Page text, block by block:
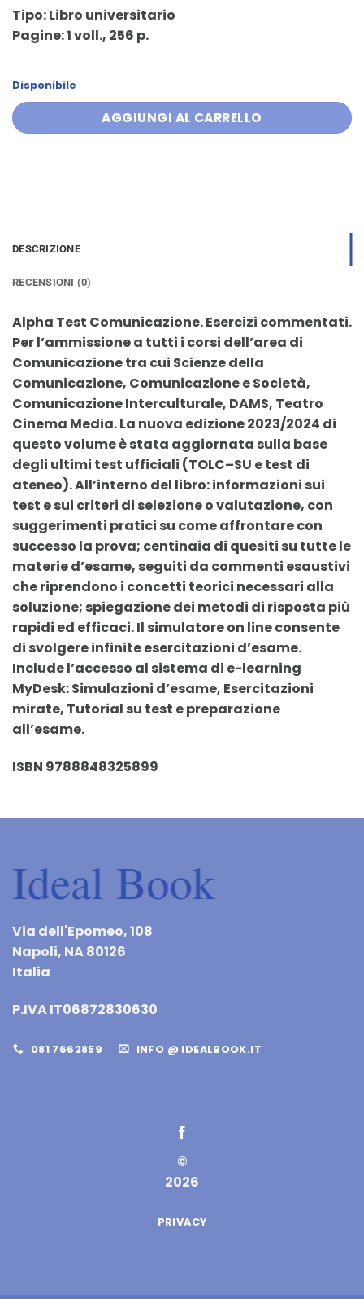
Tipo: Libro universitario
Pagine: 1 voll., 256 p.
Disponibile
AGGIUNGI AL CARRELLO
DESCRIZIONE
RECENSIONI (0)
Alpha Test Comunicazione. Esercizi commentati.
Per l’ammissione a tutti i corsi dell’area di
Comunicazione tra cui Scienze della
Comunicazione, Comunicazione e Società,
Comunicazione Interculturale, DAMS, Teatro
Cinema Media. La nuova edizione 2023/2024 di
questo volume è stata aggiornata sulla base
degli ultimi test ufficiali (TOLC–SU e test di
ateneo). All’interno del libro: informazioni sui
test e sui criteri di selezione o valutazione, con
suggerimenti pratici su come affrontare con
successo la prova; centinaia di quesiti su tutte le
materie d’esame, seguiti da commenti esaustivi
che riprendono i concetti teorici necessari alla
soluzione; spiegazione dei metodi di risposta più
rapidi ed efficaci. Il simulatore on line consente
di svolgere infinite esercitazioni d’esame.
Include l’accesso al sistema di e-learning
MyDesk: Simulazioni d’esame, Esercitazioni
mirate, Tutorial su test e preparazione
all’esame.
ISBN 9788848325899
Via dell'Epomeo, 108
Napoli, NA 80126
Italia
P.IVA IT06872830630
081 7662859 INFO @ IDEALBOOK.IT
©
2026
PRIVACY